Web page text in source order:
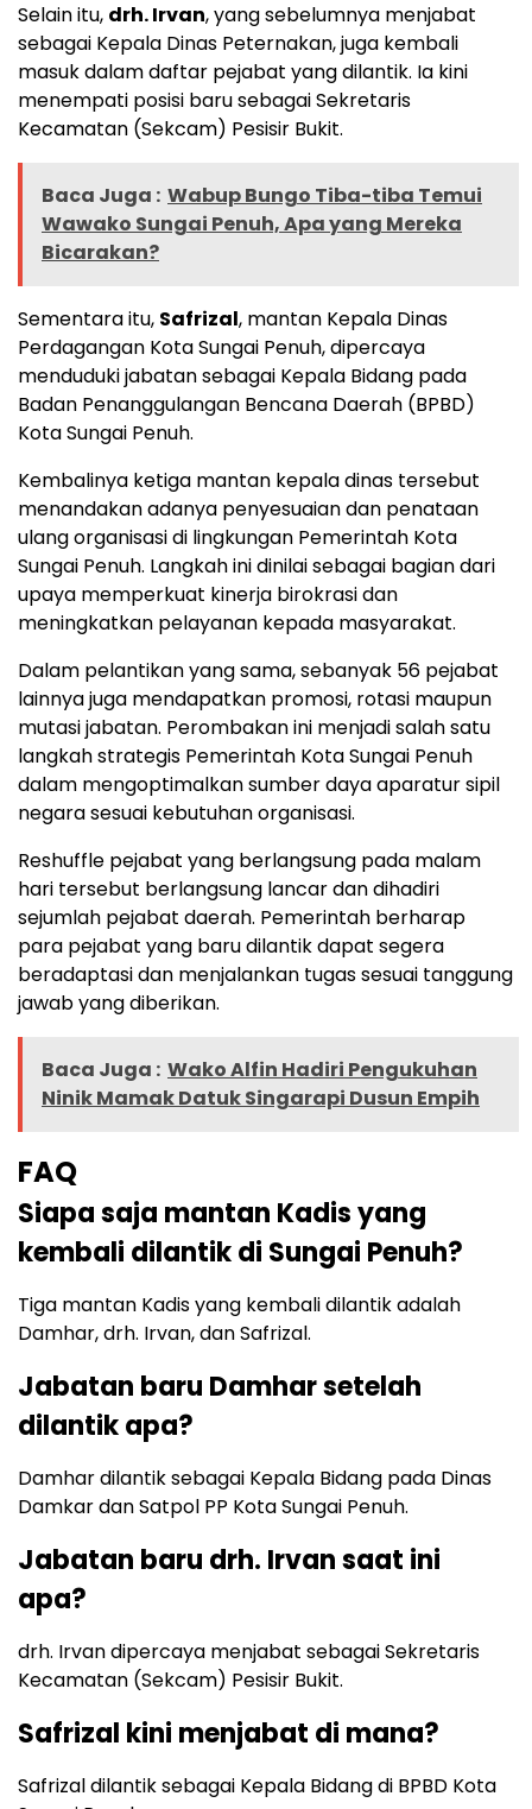
Selain itu, drh. Irvan, yang sebelumnya menjabat
sebagai Kepala Dinas Peternakan, juga kembali
masuk dalam daftar pejabat yang dilantik. Ia kini
menempati posisi baru sebagai Sekretaris
Kecamatan (Sekcam) Pesisir Bukit.
Baca Juga : Wabup Bungo Tiba-tiba Temui
Wawako Sungai Penuh, Apa yang Mereka
Bicarakan?
Sementara itu, Safrizal, mantan Kepala Dinas
Perdagangan Kota Sungai Penuh, dipercaya
menduduki jabatan sebagai Kepala Bidang pada
Badan Penanggulangan Bencana Daerah (BPBD)
Kota Sungai Penuh.
Kembalinya ketiga mantan kepala dinas tersebut
menandakan adanya penyesuaian dan penataan
ulang organisasi di lingkungan Pemerintah Kota
Sungai Penuh. Langkah ini dinilai sebagai bagian dari
upaya memperkuat kinerja birokrasi dan
meningkatkan pelayanan kepada masyarakat.
Dalam pelantikan yang sama, sebanyak 56 pejabat
lainnya juga mendapatkan promosi, rotasi maupun
mutasi jabatan. Perombakan ini menjadi salah satu
langkah strategis Pemerintah Kota Sungai Penuh
dalam mengoptimalkan sumber daya aparatur sipil
negara sesuai kebutuhan organisasi.
Reshuffle pejabat yang berlangsung pada malam
hari tersebut berlangsung lancar dan dihadiri
sejumlah pejabat daerah. Pemerintah berharap
para pejabat yang baru dilantik dapat segera
beradaptasi dan menjalankan tugas sesuai tanggung
jawab yang diberikan.
Baca Juga : Wako Alfin Hadiri Pengukuhan
Ninik Mamak Datuk Singarapi Dusun Empih
FAQ
Siapa saja mantan Kadis yang
kembali dilantik di Sungai Penuh?
Tiga mantan Kadis yang kembali dilantik adalah
Damhar, drh. Irvan, dan Safrizal.
Jabatan baru Damhar setelah
dilantik apa?
Damhar dilantik sebagai Kepala Bidang pada Dinas
Damkar dan Satpol PP Kota Sungai Penuh.
Jabatan baru drh. Irvan saat ini
apa?
drh. Irvan dipercaya menjabat sebagai Sekretaris
Kecamatan (Sekcam) Pesisir Bukit.
Safrizal kini menjabat di mana?
Safrizal dilantik sebagai Kepala Bidang di BPBD Kota